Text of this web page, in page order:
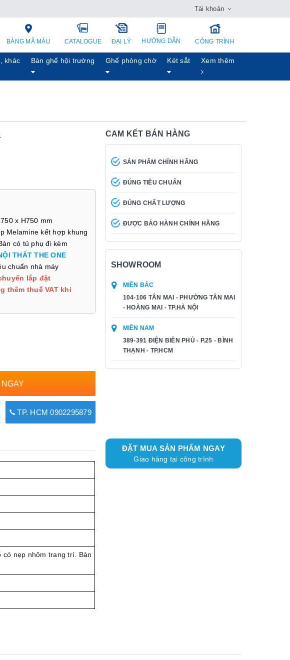
Tài khoản
BẢNG MÃ MÀU CATALOGUE ĐẠI LÝ HƯỚNG DẪN CÔNG TRÌNH
khác Bàn ghế hội trường Ghế phòng chờ Két sẳt Xem thêm
x H750 mm
Melamine kết hợp khung
có tủ phụ đi kèm
THẤT THE ONE
chuẩn nhà máy
lắp đặt
thêm thuế VAT khi
NGAY
TP. HCM 0902295879
CAM KẾT BÁN HÀNG
SẢN PHẨM CHÍNH HÃNG
ĐÚNG TIÊU CHUẨN
ĐÚNG CHẤT LƯỢNG
ĐƯỢC BẢO HÀNH CHÍNH HÃNG
SHOWROOM
MIỀN BẮC
104-106 TÂN MAI - PHƯỜNG TÂN MAI
- HOÀNG MAI - TP.HÀ NỘI
MIỀN NAM
389-391 ĐIỆN BIÊN PHỦ - P.25 - BÌNH
THẠNH - TP.HCM
có nẹp nhôm trang trí. Bàn
ĐẶT MUA SẢN PHẨM NGAY
Giao hàng tại công trình